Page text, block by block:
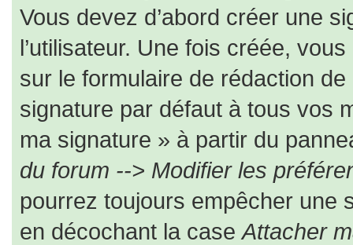
Vous devez d’abord créer une
l’utilisateur. Une fois créée,
sur le formulaire de rédaction
signature par défaut à tous vos
ma signature » à partir du
du forum --> Modifier les
pourrez toujours empêcher une
en décochant la caseAttacher